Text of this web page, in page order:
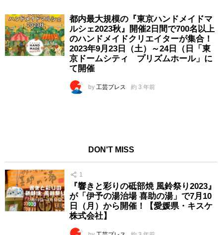
都内最大規模の『東京ハンドメイドマ
ルシェ2023秋』開催2日間で700名以上
のハンドメイドクリエイターが集合！
2023年9月23日（土）～24日（日「東
京ドームシティ プリズムホール」に
て開催
by 工芸プレス 約 3 年前
DON'T MISS
1
『響きと彩りの砥部焼 風鈴祭り2023』
が「伊予の湯治場 喜助の湯」で7月10
日（月）から開催！【愛媛県・キスケ
株式会社】